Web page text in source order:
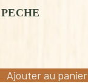
Ajouter au panier